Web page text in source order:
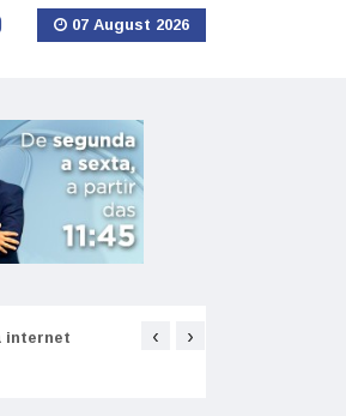
07 August 2026
Equivalência de
‹ ›